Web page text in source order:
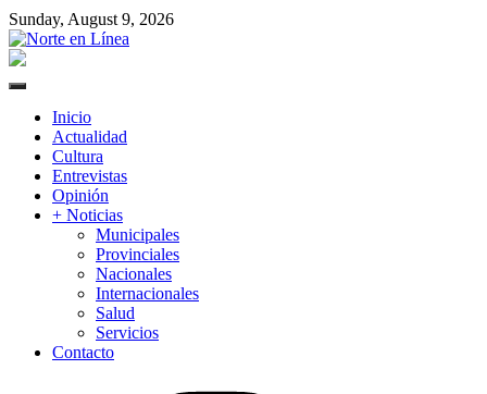
Sunday, August 9, 2026
Primary
Inicio
Actualidad
Cultura
Entrevistas
Opinión
+ Noticias
Municipales
Provinciales
Nacionales
Internacionales
Salud
Servicios
Contacto